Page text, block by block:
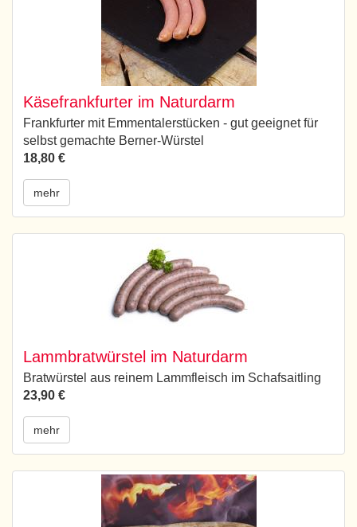
Käsefrankfurter im Naturdarm
Frankfurter mit Emmentalerstücken - gut geeignet für
selbst gemachte Berner-Würstel
18,80 €
mehr
Lammbratwürstel im Naturdarm
Bratwürstel aus reinem Lammfleisch im Schafsaitling
23,90 €
mehr